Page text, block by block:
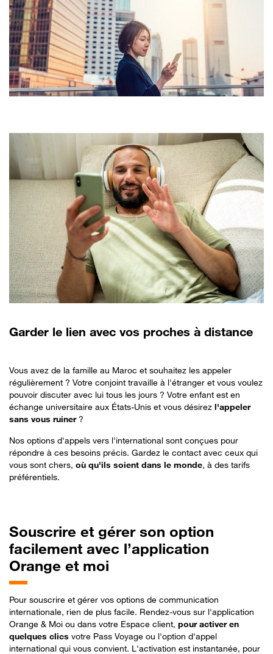
Garder le lien avec vos proches à distance
Vous avez de la famille au Maroc et souhaitez les appeler
régulièrement ? Votre conjoint travaille à l'étranger et vous voulez
pouvoir discuter avec lui tous les jours ? Votre enfant est en
échange universitaire aux États-Unis et vous désirez l'appeler
sans vous ruiner?
Nos options d'appels vers l'international sont conçues pour
répondre à ces besoins précis. Gardez le contact avec ceux qui
vous sont chers, où qu'ils soient dans le monde, à des tarifs
préférentiels.
Souscrire et gérer son option
facilement avec l’application
Orange et moi
Pour souscrire et gérer vos options de communication
internationale, rien de plus facile. Rendez-vous sur l'application
Orange & Moi ou dans votre Espace client, pour activer en
quelques clics votre Pass Voyage ou l'option d'appel
international qui vous convient. L'activation est instantanée, pour